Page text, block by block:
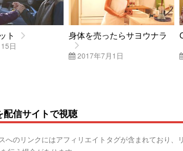
ト
日
身体を売ったらサヨウナラ
2017年7月1日
配信サイトで視聴
へのリンクにはアフィリエイトタグが含まれており、